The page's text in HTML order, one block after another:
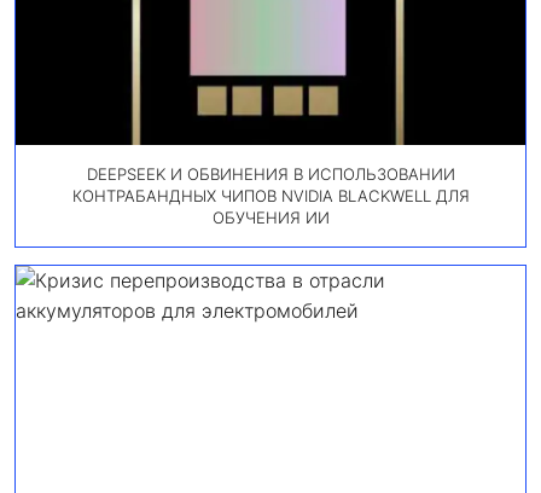
DEEPSEEK И ОБВИНЕНИЯ В ИСПОЛЬЗОВАНИИ
КОНТРАБАНДНЫХ ЧИПОВ NVIDIA BLACKWELL ДЛЯ
ОБУЧЕНИЯ ИИ